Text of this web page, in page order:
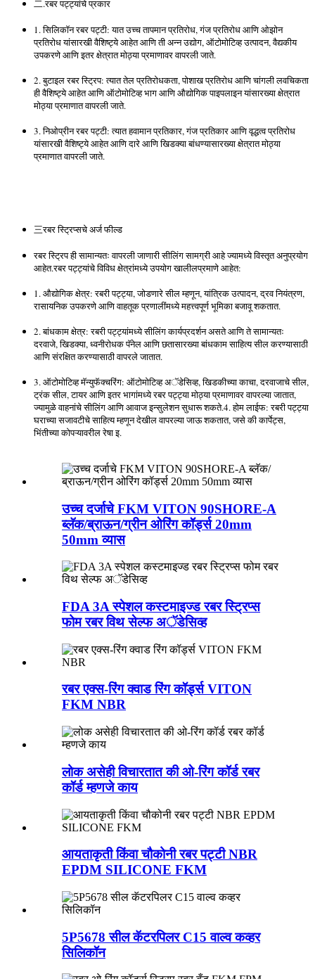
二.रबर पट्ट्यांचे प्रकार
1. सिलिकॉन रबर पट्टी: यात उच्च तापमान प्रतिरोध, गंज प्रतिरोध आणि ओझोन
प्रतिरोध यांसारखी वैशिष्ट्ये आहेत आणि ती अन्न उद्योग, ऑटोमोटिव्ह उत्पादन, वैद्यकीय
उपकरणे आणि इतर क्षेत्रात मोठ्या प्रमाणावर वापरली जाते.
2. बुटाइल रबर स्ट्रिप: त्यात तेल प्रतिरोधकता, पोशाख प्रतिरोध आणि चांगली लवचिकता
ही वैशिष्ट्ये आहेत आणि ऑटोमोटिव्ह भाग आणि औद्योगिक पाइपलाइन यांसारख्या क्षेत्रात
मोठ्या प्रमाणात वापरली जाते.
3. निओप्रीन रबर पट्टी: त्यात हवामान प्रतिकार, गंज प्रतिकार आणि वृद्धत्व प्रतिरोध
यांसारखी वैशिष्ट्ये आहेत आणि दारे आणि खिडक्या बांधण्यासारख्या क्षेत्रात मोठ्या
प्रमाणात वापरली जाते.
三रबर स्ट्रिप्सचे अर्ज फील्ड
रबर स्ट्रिप ही सामान्यतः वापरली जाणारी सीलिंग सामग्री आहे ज्यामध्ये विस्तृत अनुप्रयोग
आहेत.रबर पट्ट्यांचे विविध क्षेत्रांमध्ये उपयोग खालीलप्रमाणे आहेत:
1. औद्योगिक क्षेत्र: रबरी पट्ट्या, जोडणारे सील म्हणून, यांत्रिक उत्पादन, द्रव नियंत्रण,
रासायनिक उपकरणे आणि वाहतूक प्रणालींमध्ये महत्त्वपूर्ण भूमिका बजावू शकतात.
2. बांधकाम क्षेत्र: रबरी पट्ट्यांमध्ये सीलिंग कार्यप्रदर्शन असते आणि ते सामान्यतः
दरवाजे, खिडक्या, ध्वनीरोधक पॅनेल आणि छतासारख्या बांधकाम साहित्य सील करण्यासाठी
आणि संरक्षित करण्यासाठी वापरले जातात.
3. ऑटोमोटिव्ह मॅन्युफॅक्चरिंग: ऑटोमोटिव्ह अॅडेसिव्ह, खिडकीच्या काचा, दरवाजाचे सील,
ट्रंक सील, टायर आणि इतर भागांमध्ये रबर पट्ट्या मोठ्या प्रमाणावर वापरल्या जातात,
ज्यामुळे वाहनांचे सीलिंग आणि आवाज इन्सुलेशन सुधारू शकते.4. होम लाईफ: रबरी पट्ट्या
घराच्या सजावटीचे साहित्य म्हणून देखील वापरल्या जाऊ शकतात, जसे की कार्पेट्स,
भिंतीच्या कोपऱ्यावरील रेषा इ.
उच्च दर्जाचे FKM VITON 90SHORE-A
ब्लॅक/ब्राऊन/ग्रीन ओरिंग कॉर्ड्स 20mm
50mm व्यास
FDA 3A स्पेशल कस्टमाइज्ड रबर स्ट्रिप्स
फोम रबर विथ सेल्फ अॅडेसिव्ह
रबर एक्स-रिंग क्वाड रिंग कॉर्ड्स VITON
FKM NBR
लोक असेही विचारतात की ओ-रिंग कॉर्ड रबर
कॉर्ड म्हणजे काय
आयताकृती किंवा चौकोनी रबर पट्टी NBR
EPDM SILICONE FKM
5P5678 सील कॅटरपिलर C15 वाल्व कव्हर
सिलिकॉन